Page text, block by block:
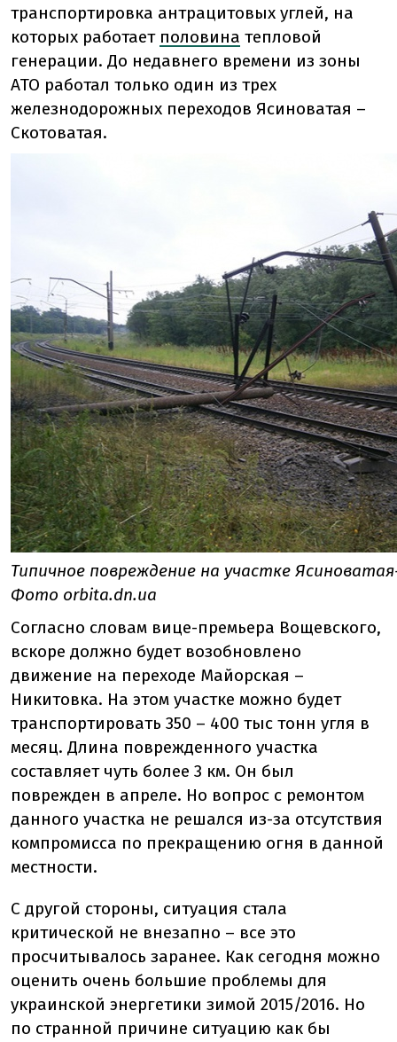
транспортировка антрацитовых углей, на
которых работает половина тепловой
генерации. До недавнего времени из зоны
АТО работал только один из трех
железнодорожных переходов Ясиноватая –
Скотоватая.
Типичное повреждение на участке
Фото orbita.dn.ua
Согласно словам вице-премьера Вощевского,
вскоре должно будет возобновлено
движение на переходе Майорская –
Никитовка. На этом участке можно будет
транспортировать 350 – 400 тыс тонн угля в
месяц. Длина поврежденного участка
составляет чуть более 3 км. Он был
поврежден в апреле. Но вопрос с ремонтом
данного участка не решался из-за отсутствия
компромисса по прекращению огня в данной
местности.
С другой стороны, ситуация стала
критической не внезапно – все это
просчитывалось заранее. Как сегодня можно
оценить очень большие проблемы для
украинской энергетики зимой 2015/2016. Но
по странной причине ситуацию как бы